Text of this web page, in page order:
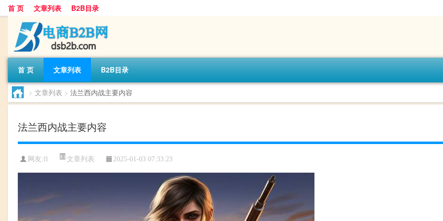
首 页 文章列表 B2B目录
首 页 文章列表 B2B目录
> 文章列表 > 法兰西内战主要内容
法兰西内战主要内容
网友:fl 文章列表 2025-01-03 07:33:23